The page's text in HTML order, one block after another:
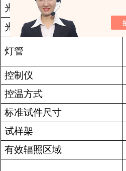
光谱密度辐照度
光照、冷凝、喷淋试验周期
灯管
控制仪
控温方式
标准试件尺寸
试样架
有效辐照区域